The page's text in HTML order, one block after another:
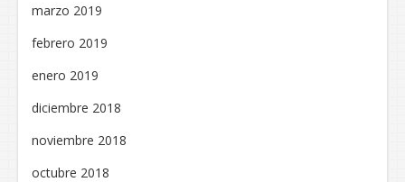
marzo 2019
febrero 2019
enero 2019
diciembre 2018
noviembre 2018
octubre 2018